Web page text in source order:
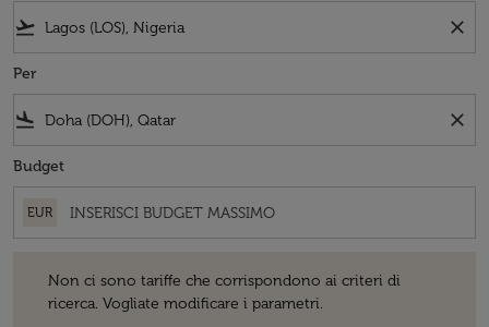
flight_takeoff close
Per
flight_land close
Budget
EUR
Non ci sono tariffe che corrispondono ai criteri di
ricerca. Vogliate modificare i parametri.